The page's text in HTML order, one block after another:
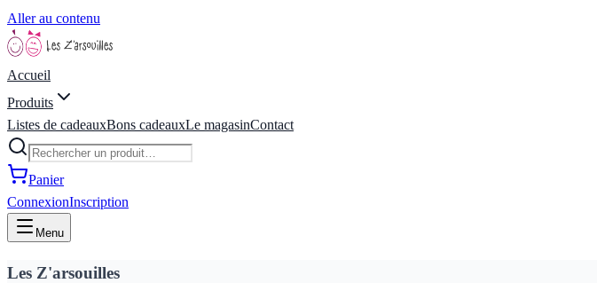
Aller au contenu
Accueil
Produits
Listes de cadeauxBons cadeauxLe magasinContact
Panier
ConnexionInscription
Menu
Les Z'arsouilles